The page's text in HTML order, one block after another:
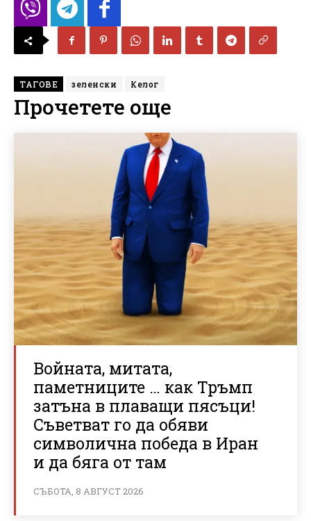
ТАГОВЕ зеленски Келог
Прочетете още
Войната, митата,
паметниците … как Тръмп
затъна в плаващи пясъци!
Съветват го да обяви
символична победа в Иран
и да бяга от там
СЪБОТА, 8 АВГУСТ 2026